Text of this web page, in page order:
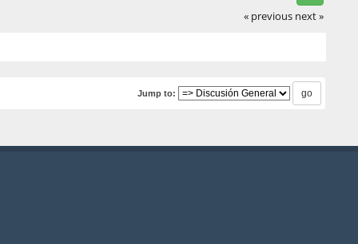
« previous next »
Jump to: